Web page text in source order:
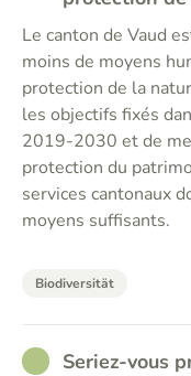
Le canton de Vaud
moins de moyens
protection de la
les objectifs fixés
2019-2030 et de
protection du
services cantonaux
moyens suffisants.
Biodiversität
RATHER_GOOD
Seriez-vous